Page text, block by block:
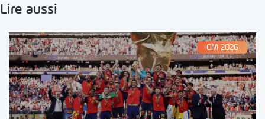
Lire aussi
CM 2026